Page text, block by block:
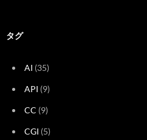
タグ
AI (35)
API (9)
CC (9)
CGI (5)